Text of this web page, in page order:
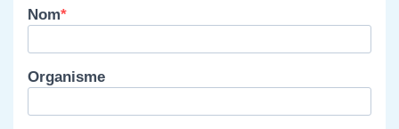
Nom
Organisme